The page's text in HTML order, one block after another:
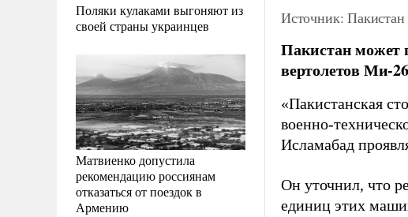
Поляки кулаками выгоняют из
своей страны украинцев
Матвиенко допустила
рекомендацию россиянам
отказаться от поездок в
Армению
Источник: Пакистан
Пакистан может
вертолетов Ми-
«Пакистанская
военно-
Исламабад
Он уточнил, что
единиц этих